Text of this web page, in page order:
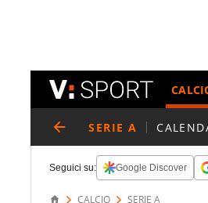
SERIE A
Seguici su: Google Discover
CALCIO SERIE A